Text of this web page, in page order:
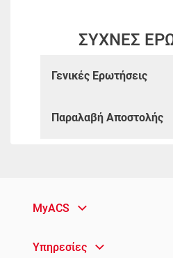
ΣΥΧΝΕΣ
Γενικές Ερωτήσεις
Παραλαβή Αποστολής
MyACS
Υπηρεσίες